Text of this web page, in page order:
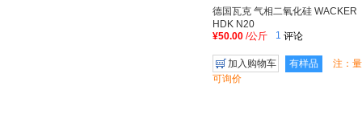
德国瓦克 气相二氧化硅 WACKER
HDK N20
¥50.00 /公斤 1 评论
加入购物车 有样品
注：
可询价